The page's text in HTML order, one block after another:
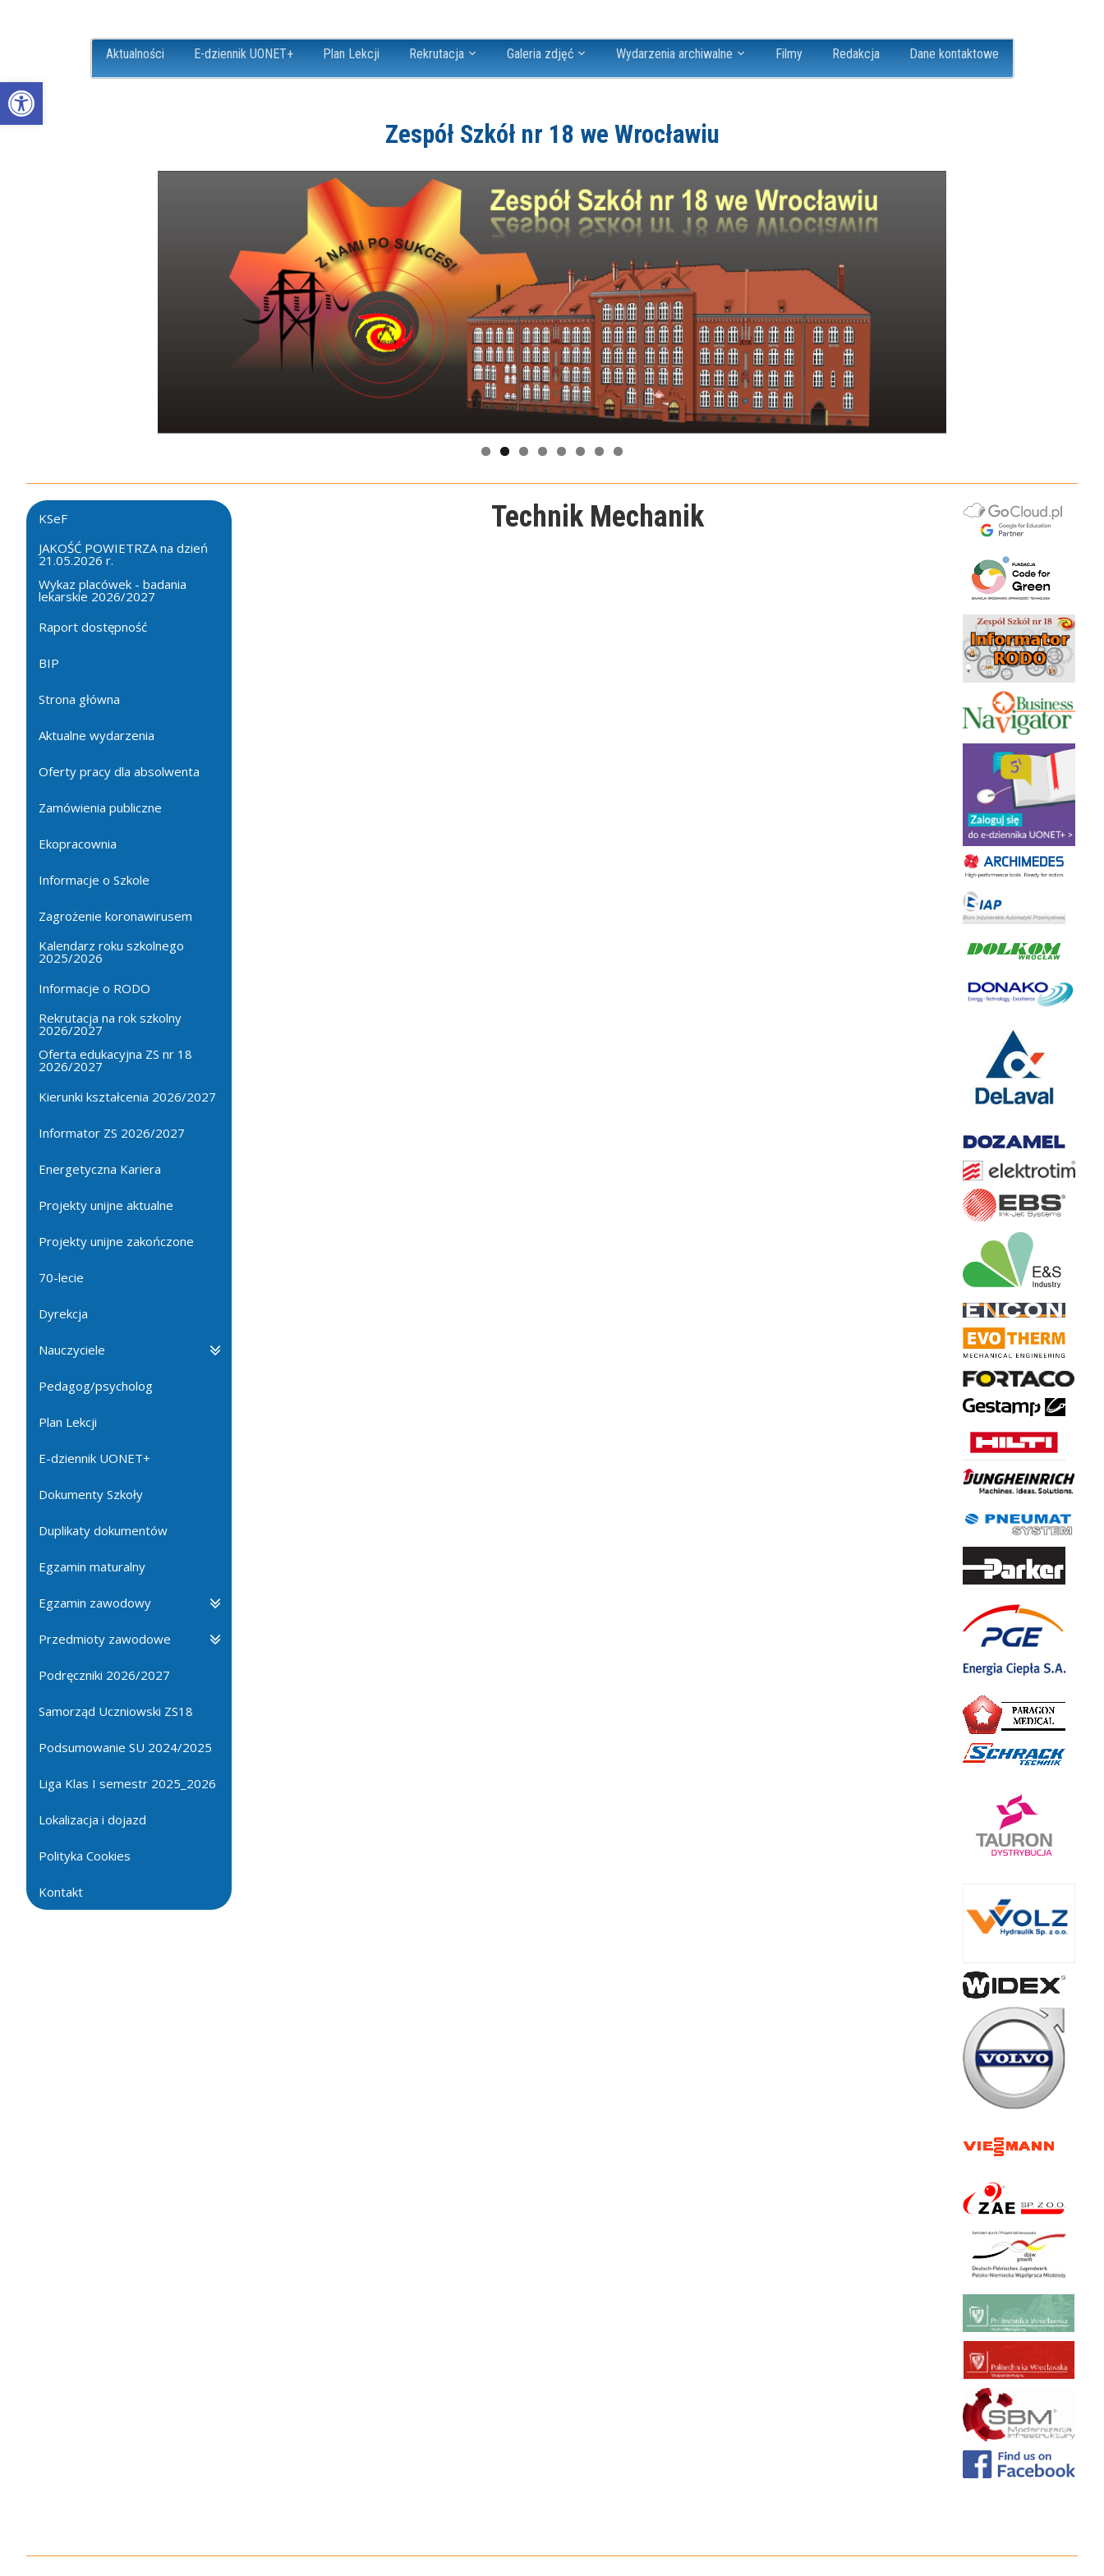
Open toolbar
Aktualności E-dziennik UONET+ Plan Lekcji Rekrutacja Galeria zdjęć Wydarzenia archiwalne Filmy Redakcja Dane kontaktowe
Zespół Szkół nr 18 we Wrocławiu
KSeF
JAKOŚĆ POWIETRZA na dzień
21.05.2026 r.
Wykaz placówek - badania
lekarskie 2026/2027
Raport dostępność
BIP
Strona główna
Aktualne wydarzenia
Oferty pracy dla absolwenta
Zamówienia publiczne
Ekopracownia
Informacje o Szkole
Zagrożenie koronawirusem
Kalendarz roku szkolnego
2025/2026
Informacje o RODO
Rekrutacja na rok szkolny
2026/2027
Oferta edukacyjna ZS nr 18
2026/2027
Kierunki kształcenia 2026/2027
Informator ZS 2026/2027
Energetyczna Kariera
Projekty unijne aktualne
Projekty unijne zakończone
70-lecie
Dyrekcja
Nauczyciele
Pedagog/psycholog
Plan Lekcji
E-dziennik UONET+
Dokumenty Szkoły
Duplikaty dokumentów
Egzamin maturalny
Egzamin zawodowy
Przedmioty zawodowe
Podręczniki 2026/2027
Samorząd Uczniowski ZS18
Podsumowanie SU 2024/2025
Liga Klas I semestr 2025_2026
Lokalizacja i dojazd
Polityka Cookies
Kontakt
Technik Mechanik